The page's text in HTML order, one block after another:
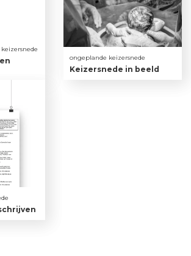
ongeplande keizersnede
Keizersnede in beeld